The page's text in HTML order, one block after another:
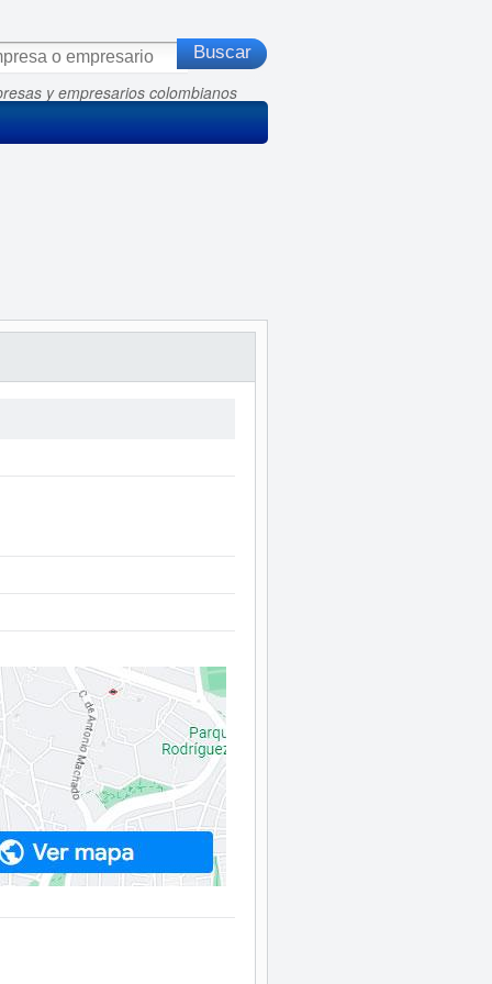
y empresarios colombianos